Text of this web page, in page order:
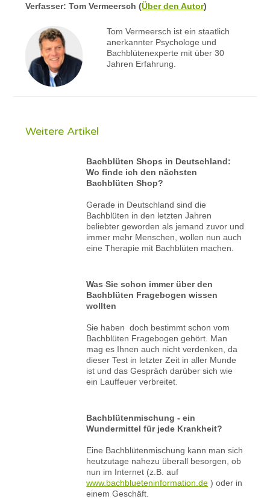
Verfasser:Tom Vermeersch (Über den Autor)
Tom Vermeersch ist ein staatlich
anerkannter Psychologe und
Bachblütenexperte mit über 30
Jahren Erfahrung.
Weitere Artikel
Bachblüten Shops in Deutschland:
Wo finde ich den nächsten
Bachblüten Shop?
Gerade in Deutschland sind die
Bachblüten in den letzten Jahren
beliebter geworden als jemand zuvor und
immer mehr Menschen, wollen nun auch
eine Therapie mit Bachblüten machen.
Was Sie schon immer über den
Bachblüten Fragebogen wissen
wollten
Sie haben doch bestimmt schon vom
Bachblüten Fragebogen gehört. Man
mag es Ihnen auch nicht verdenken, da
dieser Test in letzter Zeit in aller Munde
ist und das Gespräch darüber sich wie
ein Lauffeuer verbreitet.
Bachblütenmischung - ein
Wundermittel für jede Krankheit?
Eine Bachblütenmischung kann man sich
heutzutage nahezu überall besorgen, ob
nun im Internet (z.B. auf
www.bachblueteninformation.de ) oder in
einem Geschäft.